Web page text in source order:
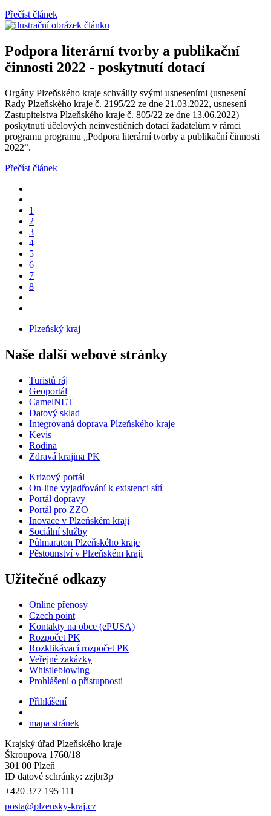
Přečíst článek
Podpora literární tvorby a publikační
činnosti 2022 - poskytnutí dotací
Orgány Plzeňského kraje schválily svými usneseními (usnesení
Rady Plzeňského kraje č. 2195/22 ze dne 21.03.2022, usnesení
Zastupitelstva Plzeňského kraje č. 805/22 ze dne 13.06.2022)
poskytnutí účelových neinvestičních dotací žadatelům v rámci
programu programu „Podpora literární tvorby a publikační činnosti
2022“.
Přečíst článek
1
2
3
4
5
6
7
8
Plzeňský kraj
Naše další webové stránky
Turistů ráj
Geoportál
CamelNET
Datový sklad
Integrovaná doprava Plzeňského kraje
Kevis
Rodina
Zdravá krajina PK
Krizový portál
On-line vyjadřování k existenci sítí
Portál dopravy
Portál pro ZZO
Inovace v Plzeňském kraji
Sociální služby
Půlmaraton Plzeňského kraje
Pěstounství v Plzeňském kraji
Užitečné odkazy
Online přenosy
Czech point
Kontakty na obce (ePUSA)
Rozpočet PK
Rozklikávací rozpočet PK
Veřejné zakázky
Whistleblowing
Prohlášení o přístupnosti
Přihlášení
mapa stránek
Krajský úřad Plzeňského kraje
Škroupova 1760/18
301 00 Plzeň
ID datové schránky: zzjbr3p
+420 377 195 111
posta@plzensky-kraj.cz